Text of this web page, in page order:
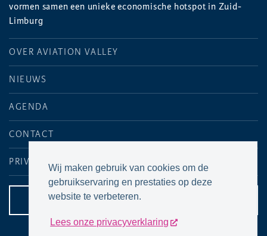
Wij maken gebruik van cookies om de
gebruikservaring en prestaties op deze
website te verbeteren.
Lees onze privacyverklaring
vormen samen een unieke economische hotspot in Zuid-
Limburg
OVER AVIATION VALLEY
NIEUWS
AGENDA
CONTACT
PRIVACYVERKLARING
CONTACTPAGINA